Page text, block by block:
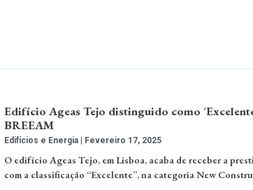
Edifício Ageas Tejo distinguido como
BREEAM
Edifícios e Energia Fevereiro 17, 2025
O edifício Ageas Tejo, em Lisboa, acaba de receber a
com a classificação “Excelente”, na categoria New